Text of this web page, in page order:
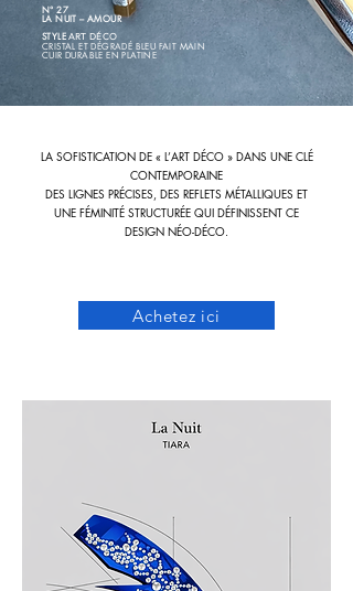
N° 27
LA NUIT – AMOUR
STYLEART DÉCO
CRISTAL ETDÉGRADÉ BLEU FAIT MAIN
CUIR DURABLE EN PLATINE
LA SOFISTICATION DE « L’ART DÉCO » DANS UNE CLÉ
CONTEMPORAINE
DES LIGNES PRÉCISES, DES REFLETS MÉTALLIQUES ET
UNE FÉMINITÉ STRUCTURÉE QUI DÉFINISSENT CE
DESIGN NÉO-DÉCO.
Achetez ici